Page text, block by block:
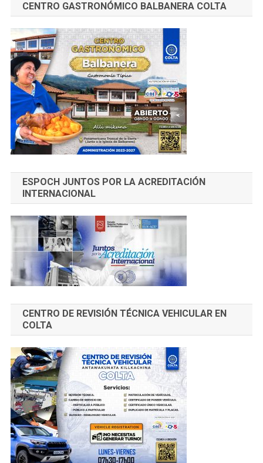
CENTRO GASTRONÓMICO BALBANERA COLTA
ESPOCH JUNTOS POR LA ACREDITACIÓN
INTERNACIONAL
CENTRO DE REVISIÓN TÉCNICA VEHICULAR EN
COLTA